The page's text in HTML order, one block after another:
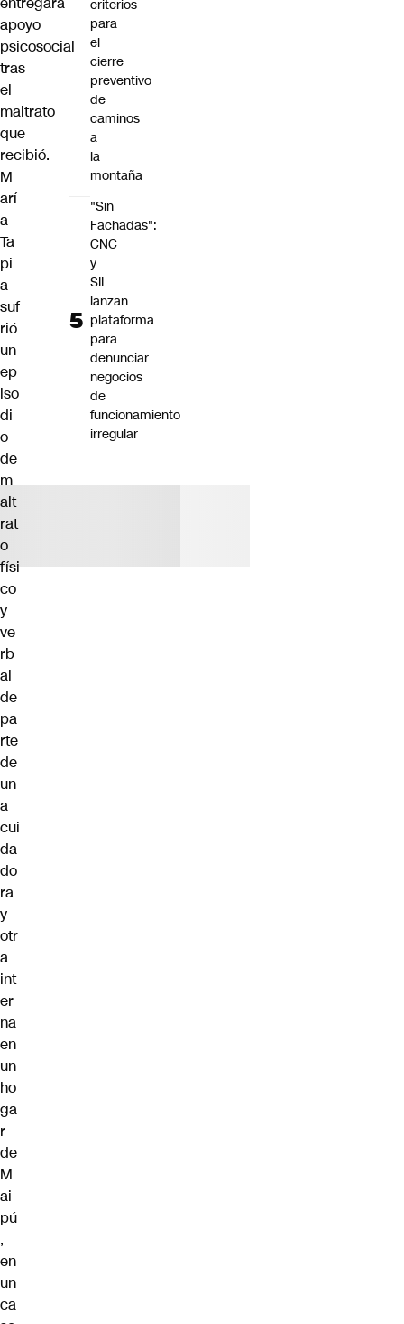
apoyo
psicosocial
tras
el
maltrato
que
recibió.
M
arí
a
Ta
pi
a
suf
rió
un
ep
iso
di
o
de
m
alt
rat
o
físi
co
y
ve
rb
al
de
pa
rte
de
un
a
cui
da
do
ra
y
otr
a
int
er
na
en
un
ho
ga
r
de
M
ai
pú
,
en
un
ca
criterios
para
el
cierre
preventivo
de
caminos
a
la
montaña
"Sin
Fachadas":
CNC
y
SII
lanzan
plataforma
para
denunciar
negocios
de
funcionamiento
irregular